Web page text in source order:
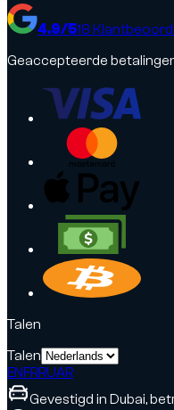
4.9/518
Geaccepteerde
Talen
Talen
ENFRRUAR
Gevestigd in Dubai,